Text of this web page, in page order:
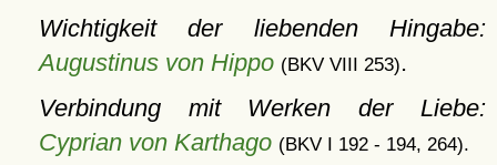
Wichtigkeit der liebenden Hingabe:
Augustinus von Hippo (BKV VIII 253).
Verbindung mit Werken der Liebe:
Cyprian von Karthago (BKV I 192 - 194, 264).